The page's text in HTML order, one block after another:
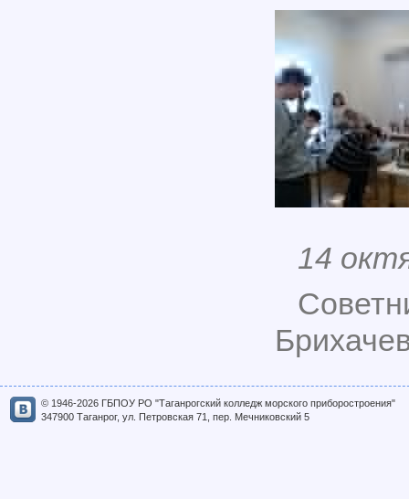
14
© 1946-2026 ГБПОУ РО "Таганрогский колледж морского приборостроения"
347900 Таганрог, ул. Петровская 71, пер. Мечниковский 5